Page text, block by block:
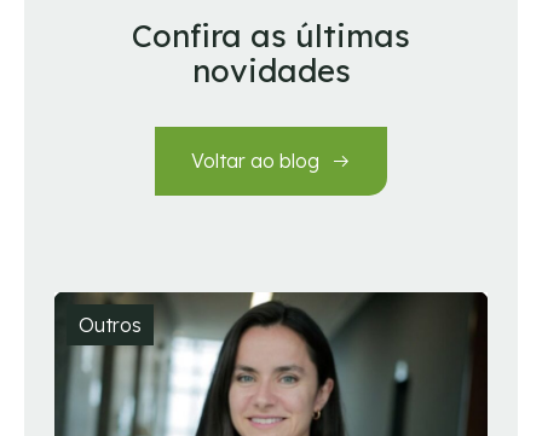
Confira as últimas
novidades
Voltar ao blog
Outros